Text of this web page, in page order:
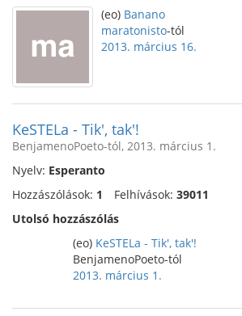
(eo) Banano
maratonisto-tól
2013. március 16.
KeSTELa - Tik', tak'!
BenjamenoPoeto-tól, 2013. március 1.
Nyelv: Esperanto
Hozzászólások: 1 Felhívások: 39011
Utolsó hozzászólás
(eo) KeSTELa - Tik', tak'!
BenjamenoPoeto-tól
2013. március 1.